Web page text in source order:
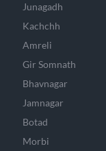
Junagadh
Kachchh
Amreli
Gir Somnath
Bhavnagar
Jamnagar
Botad
Morbi